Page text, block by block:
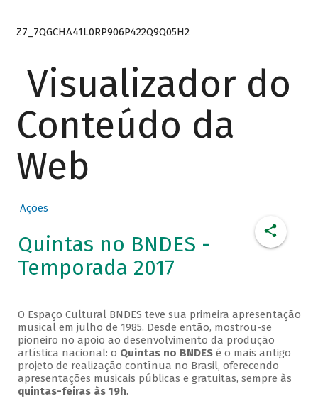
Z7_7QGCHA41L0RP906P422Q9Q05H2
Visualizador do
Conteúdo da
Web
Ações
Quintas no BNDES -
Temporada 2017
O Espaço Cultural BNDES teve sua primeira apresentação
musical em julho de 1985. Desde então, mostrou-se
pioneiro no apoio ao desenvolvimento da produção
artística nacional: o Quintas no BNDESé o mais antigo
projeto de realização contínua no Brasil, oferecendo
apresentações musicais públicas e gratuitas, sempre às
quintas-feiras às 19h.